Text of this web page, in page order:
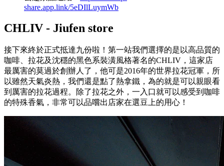
share.app.link/5eDIlLuymWb
CHLIV - Jiufen store
接下來終於正式抵達九份啦！第一站我們選擇的是以高品質的
咖啡、拉花及沈穩的黑色系裝潢風格著名的CHLIV，這家店
最厲害的莫過於創辦人了，他可是2016年的世界拉花冠軍，所
以雖然天氣炎熱，我們還是點了熱拿鐵，為的就是可以親眼看
到厲害的拉花過程。除了拉花之外，一入口就可以感受到咖啡
的特殊香氣，非常可以品嚐出店家在選豆上的用心！